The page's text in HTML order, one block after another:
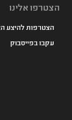
הצטרפו אלינו
הצטרפות להיצע
עקבו בפייסבוק